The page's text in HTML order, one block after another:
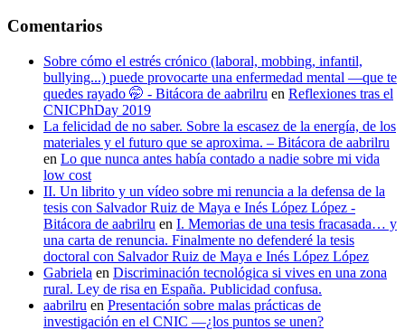
Comentarios
Sobre cómo el estrés crónico (laboral, mobbing, infantil,
bullying...) puede provocarte una enfermedad mental —que te
quedes rayado 🤭 - Bitácora de aabrilru en Reflexiones tras el
CNICPhDay 2019
La felicidad de no saber. Sobre la escasez de la energía, de los
materiales y el futuro que se aproxima. – Bitácora de aabrilru
en Lo que nunca antes había contado a nadie sobre mi vida
low cost
II. Un librito y un vídeo sobre mi renuncia a la defensa de la
tesis con Salvador Ruiz de Maya e Inés López López -
Bitácora de aabrilru en I. Memorias de una tesis fracasada… y
una carta de renuncia. Finalmente no defenderé la tesis
doctoral con Salvador Ruiz de Maya e Inés López López
Gabriela en Discriminación tecnológica si vives en una zona
rural. Ley de risa en España. Publicidad confusa.
aabrilru en Presentación sobre malas prácticas de
investigación en el CNIC —¿los puntos se unen?